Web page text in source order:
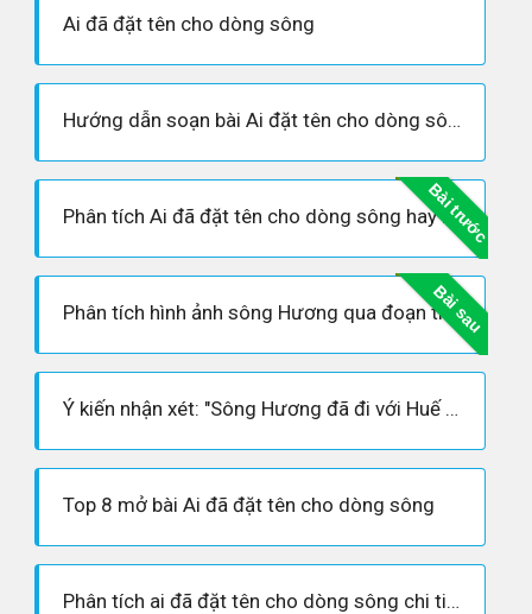
Ai đã đặt tên cho dòng sông
Hướng dẫn soạn bài Ai đặt tên cho dòng sông - Hoàng Phủ Ngọc Tường
Bài trước
Phân tích Ai đã đặt tên cho dòng sông hay nhất - Ngữ văn 12
Bài sau
Phân tích hình ảnh sông Hương qua đoạn trích "Ai đã đặt tên cho dòng sông"
Ý kiến nhận xét: "Sông Hương đã đi với Huế cả một mối tình trọn vẹn"
Top 8 mở bài Ai đã đặt tên cho dòng sông
Phân tích ai đã đặt tên cho dòng sông chi tiết nhất- ngữ văn lớp 12